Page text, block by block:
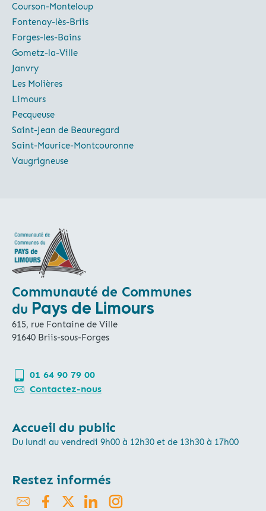
Courson-Monteloup
Fontenay-lès-Briis
Forges-les-Bains
Gometz-la-Ville
Janvry
Les Molières
Limours
Pecqueuse
Saint-Jean de Beauregard
Saint-Maurice-Montcouronne
Vaugrigneuse
Communauté de Communes
du Pays de Limours
615, rue Fontaine de Ville
91640 Briis-sous-Forges
01 64 90 79 00
Contactez-nous
Accueil du public
Du lundi au vendredi 9h00 à 12h30 et de 13h30 à 17h00
Restez informés